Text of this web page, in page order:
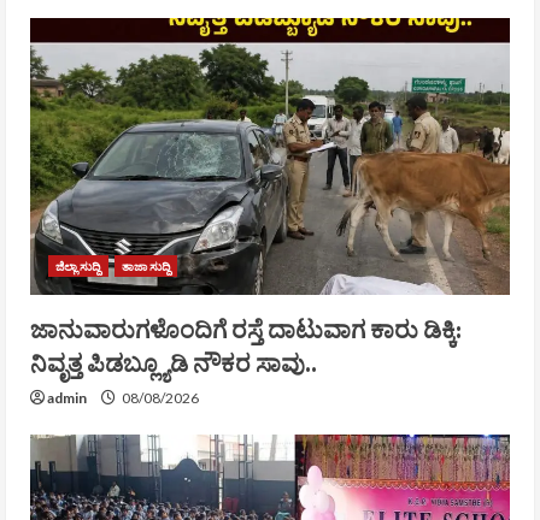
ಜಿಲ್ಲಾ ಸುದ್ದಿ ತಾಜಾ ಸುದ್ದಿ
ಜಾನುವಾರುಗಳೊಂದಿಗೆ ರಸ್ತೆ ದಾಟುವಾಗ ಕಾರು ಡಿಕ್ಕಿ:
ನಿವೃತ್ತ ಪಿಡಬ್ಲ್ಯೂಡಿ ನೌಕರ ಸಾವು..
admin 08/08/2026